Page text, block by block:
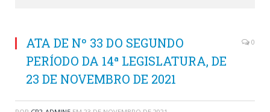
ATA DE Nº 33 DO SEGUNDO
PERÍODO DA 14ª LEGISLATURA, DE
23 DE NOVEMBRO DE 2021
0